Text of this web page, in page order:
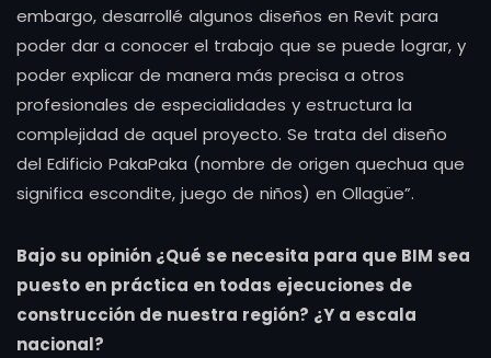
embargo, desarrollé algunos diseños en Revit para
poder dar a conocer el trabajo que se puede lograr, y
poder explicar de manera más precisa a otros
profesionales de especialidades y estructura la
complejidad de aquel proyecto. Se trata del diseño
del Edificio PakaPaka (nombre de origen quechua que
significa escondite, juego de niños) en Ollagüe”.
Bajo su opinión ¿Qué se necesita para que BIM sea
puesto en práctica en todas ejecuciones de
construcción de nuestra región? ¿Y a escala
nacional?